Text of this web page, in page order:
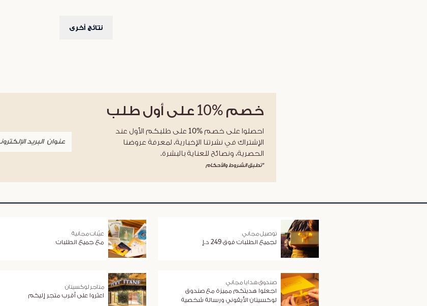
نتائج أخرى
خصم %10 على أول طلب
احصلوا على خصم %10 على طلبكم الأول عند
الإشتراك في نشرتنا الإخبارية، لمعرفة عروضنا
الحصرية، ونصائح للعناية بالبشرة.
*تطبق الشروط والأحكام
توصيل مجاني
لجميع الطلبات فوق 249 د.إ
عيّنات مجانية
مع جميع الطلبات
صندوق هدايا مجاني
اجعلوا هديتكم مميزة مع صندوق
لوكسيتان الأيقوني ورسالة شخصية
متاجر لوكسيتان
اعثروا على أقرب متجر إليكم